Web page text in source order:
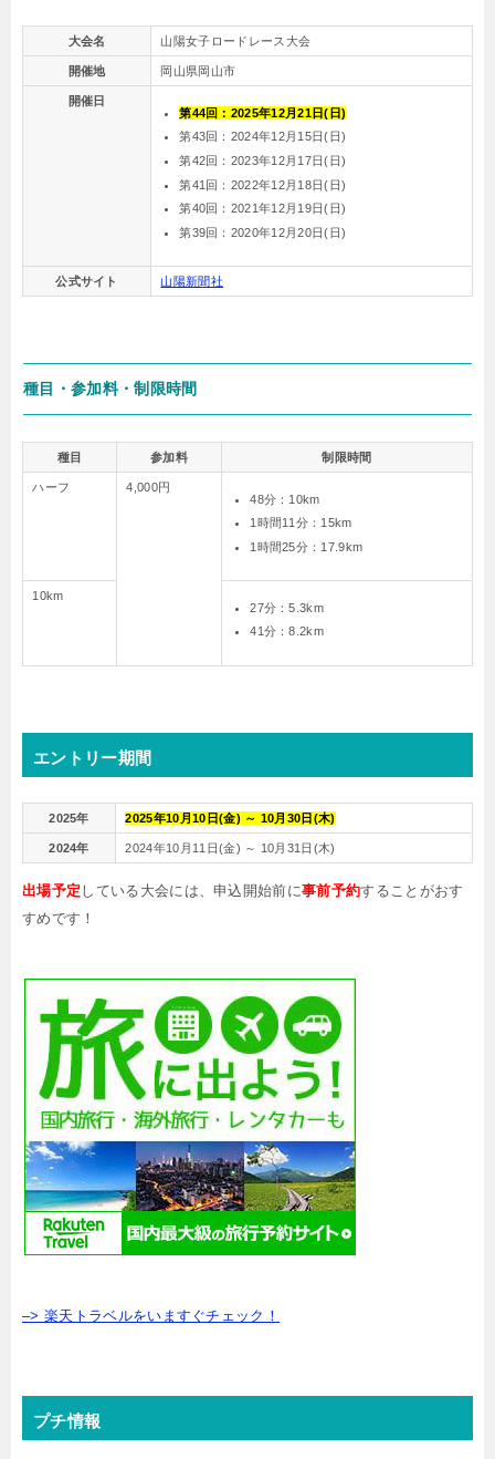
大会名 山陽女子ロードレース大会
開催地 岡山県岡山市
開催日
第44回：2025年12月21日(日)
第43回：2024年12月15日(日)
第42回：2023年12月17日(日)
第41回：2022年12月18日(日)
第40回：2021年12月19日(日)
第39回：2020年12月20日(日)
公式サイト 山陽新聞社
種目・参加料・制限時間
種目 参加料 制限時間
ハーフ
4,000円
48分：10km
1時間11分：15km
1時間25分：17.9km
10km
27分：5.3km
41分：8.2km
エントリー期間
2025年 2025年10月10日(金) ～ 10月30日(木)
2024年 2024年10月11日(金) ～ 10月31日(木)
出場予定 している大会には、申込開始前に事前予約することがおす
すめです！
–> 楽天トラベルをいますぐチェック！
プチ情報